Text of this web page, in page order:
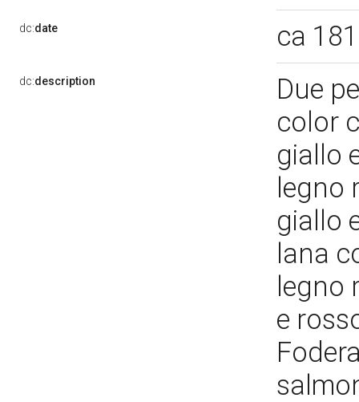
dc:date ca
dc:description
Due
color
giallo
legno
giallo
lana
legno
e